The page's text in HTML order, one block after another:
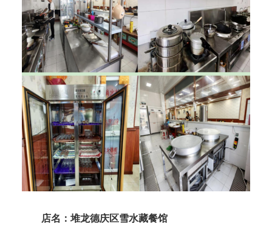
店名：堆龙德庆区雪水藏餐馆